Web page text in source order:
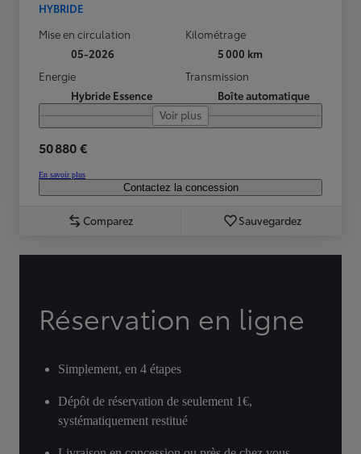
HYBRIDE
Mise en circulation
05-2026
Kilométrage
5 000 km
Energie
Hybride Essence
Transmission
Boîte automatique
Voir plus
50 880 €
En savoir plus
Contactez la concession
Comparez Sauvegardez
Réservation en ligne
Simplement, en 4 étapes
Dépôt de réservation de seulement 1€,
systématiquement restitué